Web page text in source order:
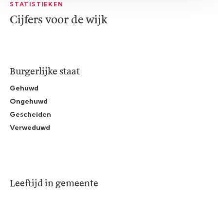
STATISTIEKEN
Cijfers voor de wijk
Burgerlijke staat
Gehuwd
Ongehuwd
Gescheiden
Verweduwd
Leeftijd in gemeente